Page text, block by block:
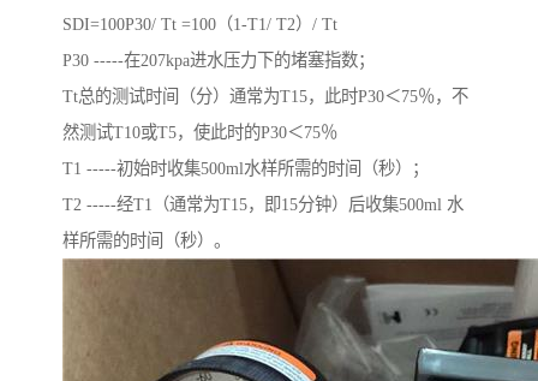
SDI=100P30/ Tt =100（1-T1/ T2）/ Tt
P30 -----在207kpa进水压力下的堵塞指数；
Tt总的测试时间（分）通常为T15，此时P30＜75％，不
然测试T10或T5，使此时的P30＜75％
T1 -----初始时收集500ml水样所需的时间（秒）；
T2 -----经T1（通常为T15，即15分钟）后收集500ml 水
样所需的时间（秒）。